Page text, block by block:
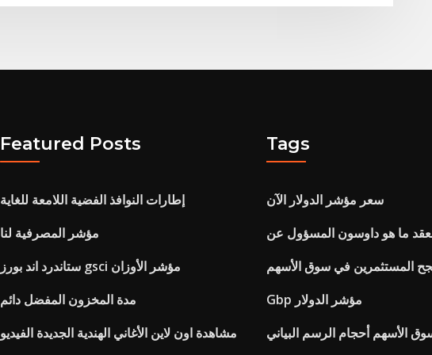
Featured Posts
إطارات النوافذ الفضية اللامعة للغاية
مؤشر المصرفية لنا
ستاندرد اند بورز gsci مؤشر الأوزان
مدة المخزون المفضل دائم
مشاهدة اون لاين الأغاني الهندية الجديدة الفيديو
Tags
سعر مؤشر الدولار الآن
ما هو داوسون المسؤول عن
المستثمرين في سوق الأسهم
Gbp مؤشر الدولار
الأسهم أحجام الرسم البياني